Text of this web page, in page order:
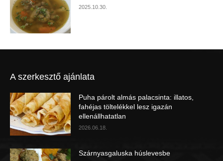
2025.10.30.
A szerkesztő ajánlata
Puha párolt almás palacsinta: illatos,
fahéjas töltelékkel lesz igazán
ellenállhatatlan
2026.06.18.
Szárnyasgaluska húslevesbe